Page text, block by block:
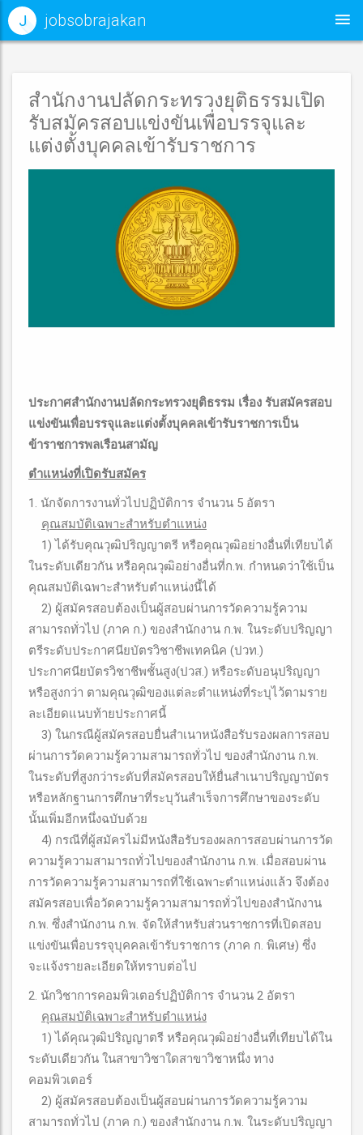
J jobsobrajakan
สำนักงานปลัดกระทรวงยุติธรรมเปิด
รับสมัครสอบแข่งขันเพื่อบรรจุและ
แต่งตั้งบุคคลเข้ารับราชการ
ประกาศสำนักงานปลัดกระทรวงยุติธรรม เรื่อง รับสมัครสอบ
แข่งขันเพื่อบรรจุและแต่งตั้งบุคคลเข้ารับราชการเป็น
ข้าราชการพลเรือนสามัญ
ตำแหน่งที่เปิดรับสมัคร
1. นักจัดการงานทั่วไปปฏิบัติการ จำนวน 5 อัตรา
คุณสมบัติเฉพาะสําหรับตําแหน่ง
1) ได้รับคุณวุฒิปริญญาตรี หรือคุณวุฒิอย่างอื่นที่เทียบได้
ในระดับเดียวกัน หรือคุณวุฒิอย่างอื่นที่ก.พ. กำหนดว่าใช้เป็น
คุณสมบัติเฉพาะสำหรับตำแหน่งนี้ได้
2) ผู้สมัครสอบต้องเป็นผู้สอบผ่านการวัดความรู้ความ
สามารถทั่วไป (ภาค ก.) ของสำนักงาน ก.พ. ในระดับปริญญา
ตรีระดับประกาศนียบัตรวิชาชีพเทคนิค (ปวท.)
ประกาศนียบัตรวิชาชีพชั้นสูง(ปวส.) หรือระดับอนุปริญญา
หรือสูงกว่า ตามคุณวุฒิของแต่ละตำแหน่งที่ระบุไว้ตามราย
ละเอียดแนบท้ายประกาศนี้
3) ในกรณีผู้สมัครสอบยื่นสำเนาหนังสือรับรองผลการสอบ
ผ่านการวัดความรู้ความสามารถทั่วไป ของสำนักงาน ก.พ.
ในระดับที่สูงกว่าระดับที่สมัครสอบให้ยื่นสำเนาปริญญาบัตร
หรือหลักฐานการศึกษาที่ระบุวันสำเร็จการศึกษาของระดับ
นั้นเพิ่มอีกหนึ่งฉบับด้วย
4) กรณีที่ผู้สมัครไม่มีหนังสือรับรองผลการสอบผ่านการวัด
ความรู้ความสามารถทั่วไปของสำนักงาน ก.พ. เมื่อสอบผ่าน
การวัดความรู้ความสามารถที่ใช้เฉพาะตำแหน่งแล้ว จึงต้อง
สมัครสอบเพื่อวัดความรู้ความสามารถทั่วไปของสำนักงาน
ก.พ. ซึ่งสำนักงาน ก.พ. จัดให้สำหรับส่วนราชการที่เปิดสอบ
แข่งขันเพื่อบรรจุบุคคลเข้ารับราชการ (ภาค ก. พิเศษ) ซึ่ง
จะแจ้งรายละเอียดให้ทราบต่อไป
2. นักวิชาการคอมพิวเตอร์ปฏิบัติการ จำนวน 2 อัตรา
คุณสมบัติเฉพาะสําหรับตําแหน่ง
1) ได้คุณวุฒิปริญญาตรี หรือคุณวุฒิอย่างอื่นที่เทียบได้ใน
ระดับเดียวกัน ในสาขาวิชาใดสาขาวิชาหนึ่ง ทาง
คอมพิวเตอร์
2) ผู้สมัครสอบต้องเป็นผู้สอบผ่านการวัดความรู้ความ
สามารถทั่วไป (ภาค ก.) ของสำนักงาน ก.พ. ในระดับปริญญา